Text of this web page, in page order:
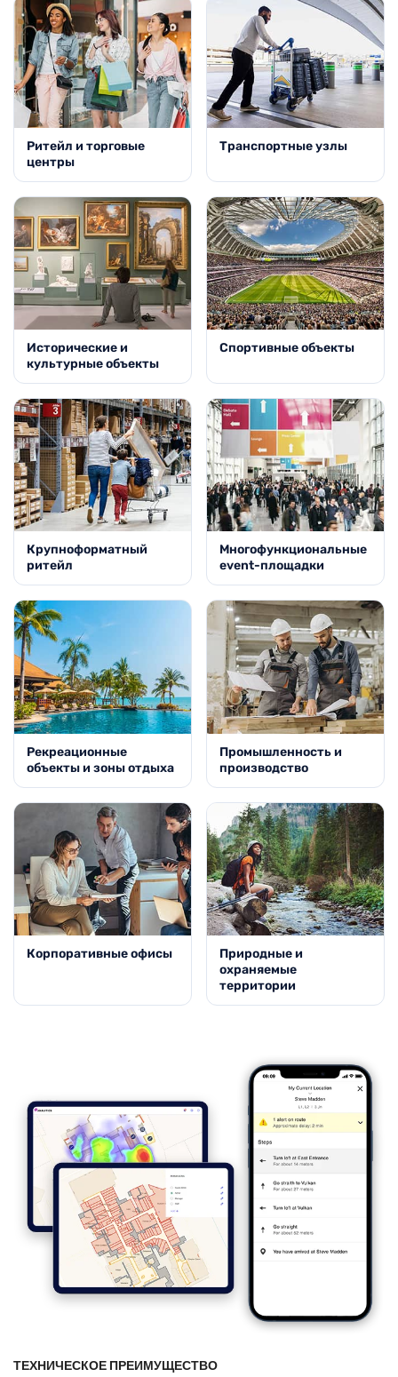
Ритейл и торговые
центры
Транспортные узлы
Исторические и
культурные объекты
Спортивные объекты
Крупноформатный
ритейл
Многофункциональные
event-площадки
Рекреационные
объекты и зоны отдыха
Промышленность и
производство
Корпоративные офисы
Природные и
охраняемые
территории
ТЕХНИЧЕСКОЕ ПРЕИМУЩЕСТВО